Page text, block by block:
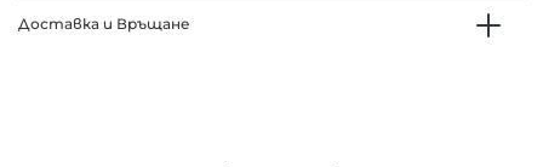
Доставка и Връщане